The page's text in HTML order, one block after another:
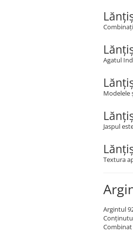
Agatul
Modelele
Jaspul
Textura
Argintul